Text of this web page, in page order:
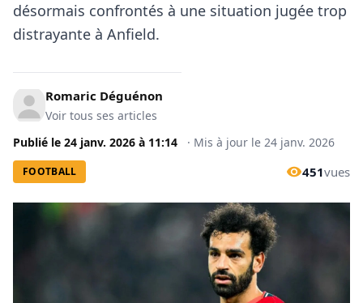
désormais confrontés à une situation jugée trop
distrayante à Anfield.
Romaric Déguénon
Voir tous ses articles
Publié le 24 janv. 2026 à 11:14 · Mis à jour le 24 janv. 2026
FOOTBALL 451vues